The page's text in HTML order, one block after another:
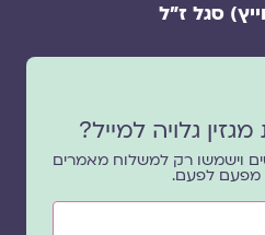
סגל ז"ל
גלויה למייל?
וישמשו רק למשלוח מאמרים
מפעם לפעם.